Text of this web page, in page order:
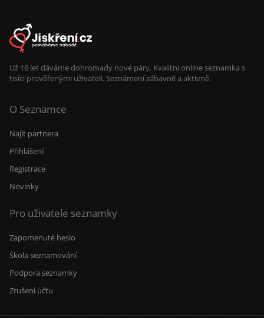
Už 16 let dáváme dohromady nové páry. Kvalitní online seznamka s
tisíci prověřenými uživateli. Seznámení zábavně a aktivně.
O Seznamce
Najít partnera
Přihlášení
Registrace
Novinky
Pro uživatele seznamky
Zapomenuté heslo
Škola seznamování
Podpora seznamky
Zrušení účtu